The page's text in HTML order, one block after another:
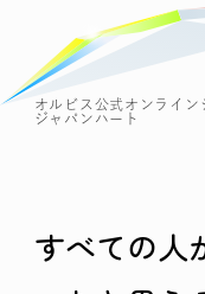
オルビス公式オンライン
ジャパンハート
すべての人